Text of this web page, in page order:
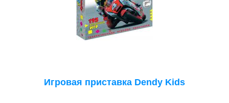
Игровая приставка Dendy Kids